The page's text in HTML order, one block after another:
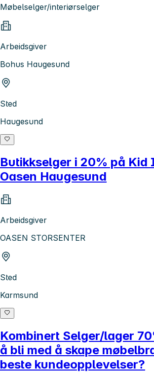
Møbelselger/interiørselger
Arbeidsgiver
Bohus Haugesund
Sted
Haugesund
Butikkselger i 20% på Kid
Oasen Haugesund
Arbeidsgiver
OASEN STORSENTER
Sted
Karmsund
Kombinert Selger/lager
å bli med å skape
beste kundeopplevelser?